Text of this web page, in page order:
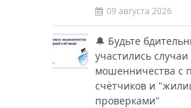
09 августа 2026
🔔 Будьте
участились случаи
мошенничества с
счётчиков и
проверками"